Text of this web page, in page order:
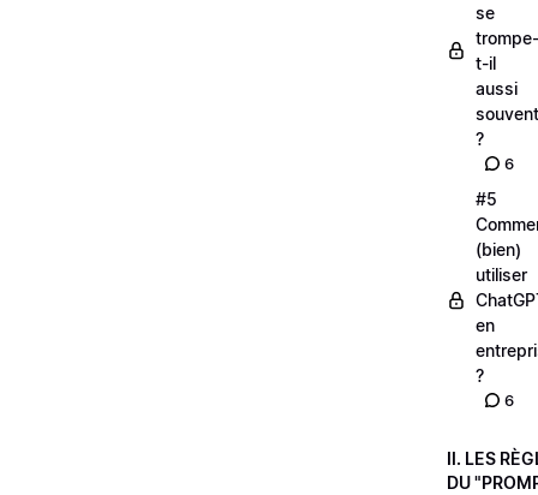
se
trompe-
t-il
aussi
souvent
?
6
#5
(bien)
utiliser
en
?
6
II. LES
DU